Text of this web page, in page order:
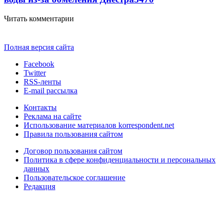
Читать комментарии
Полная версия сайта
Facebook
Twitter
RSS-ленты
E-mail рассылка
Контакты
Реклама на сайте
Использование материалов korrespondent.net
Правила пользования сайтом
Договор пользования сайтом
Политика в сфере конфиденциальности и персональных
данных
Пользовательское соглашение
Редакция